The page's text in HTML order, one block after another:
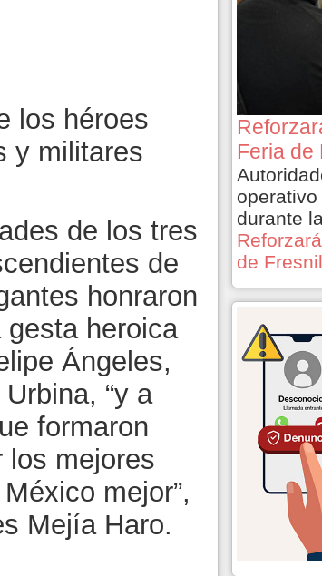
los héroes
y militares
de los tres
de
honraron
heroica
Ángeles,
“y a
formaron
los mejores
mejor”,
Mejía Haro.
Feria de
durante
de